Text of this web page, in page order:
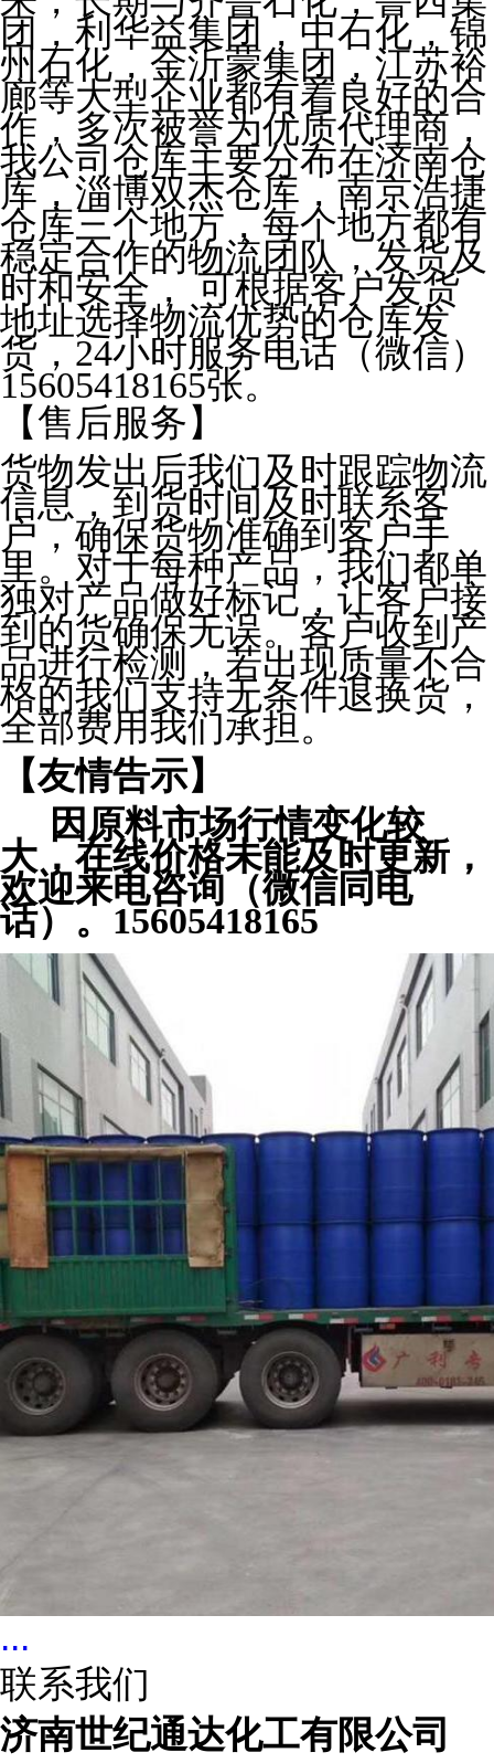
团，利华益集团，中石化，锦
州石化，金沂蒙集团，江苏裕
廊等大型企业都有着良好的合
作，多次被誉为优质代理商，
我公司仓库主要分布在济南仓
库，淄博双杰仓库，南京浩捷
仓库三个地方，每个地方都有
稳定合作的物流团队，发货及
时和安全， 可根据客户发货
地址选择物流优势的仓库发
货，24小时服务电话（微信）
15605418165张。
【售后服务】
货物发出后我们及时跟踪物流
信息，到货时间及时联系客
户，确保货物准确到客户手
里。对于每种产品，我们都单
独对产品做好标记，让客户接
到的货确保无误。客户收到产
品进行检测，若出现质量不合
格的我们支持无条件退换货，
全部费用我们承担。
【友情告示】
因原料市场行情变化较
大，在线价格未能及时更新，
欢迎来电咨询（微信同电
话）。15605418165
...
联系我们
济南世纪通达化工有限公司